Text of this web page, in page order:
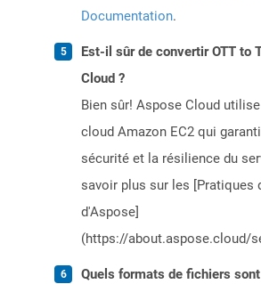
Documentation.
Est-il sûr de convertir OTT to
Cloud ?
Bien sûr! Aspose Cloud
cloud Amazon EC2 qui
sécurité et la résilience du
savoir plus sur les [Pratiques
d'Aspose]
(https://about.aspose.cloud/
Quels formats de fichiers